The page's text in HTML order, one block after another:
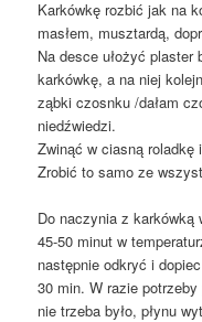
Karkówkę rozbić jak na
masłem, musztardą,
Na desce ułożyć
karkówkę, a na niej
ząbki czosnku /dałam
niedźwiedzi.
Zwinąć w ciasną roladkę
Zrobić to samo ze
Do naczynia z karkówką
45-50 minut w
następnie odkryć i
30 min. W razie
nie trzeba było, płynu